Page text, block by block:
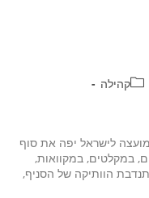
קהילה
לישראל יפה את סוף
במקלטים, במקוואות,
הוותיקה של הסניף,